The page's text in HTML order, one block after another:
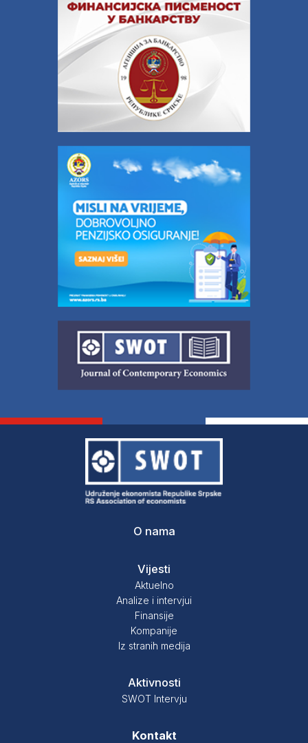
O nama
Vijesti
Aktuelno
Analize i intervjui
Finansije
Kompanije
Iz stranih medija
Aktivnosti
SWOT Intervju
Kontakt